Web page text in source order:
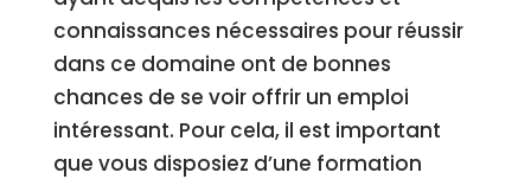
connaissances nécessaires pour réussir
dans ce domaine ont de bonnes
chances de se voir offrir un emploi
intéressant. Pour cela, il est important
que vous disposiez d’une formation